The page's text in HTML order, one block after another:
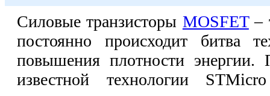
Силовые транзисторы MOSFET–
постоянно происходит битва
повышения плотности энергии.
известной технологии